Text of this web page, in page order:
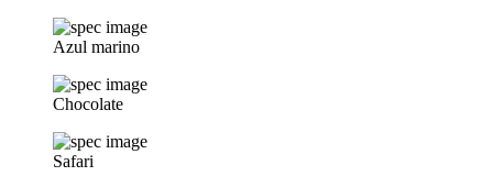
Azul marino
Chocolate
Safari